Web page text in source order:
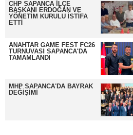
CHP SAPANCA İLÇE
BAŞKANI ERDOĞAN VE
YÖNETİM KURULU İSTİFA
ETTİ
ANAHTAR GAME FEST FC26
TURNUVASI SAPANCA'DA
TAMAMLANDI
MHP SAPANCA'DA BAYRAK
DEĞİŞİMİ